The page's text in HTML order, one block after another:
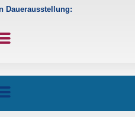
Dauerausstellung: